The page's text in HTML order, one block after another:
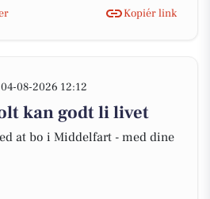
Kopiér link
04-08-2026 12:12
kan godt li livet
at bo i Middelfart - med dine